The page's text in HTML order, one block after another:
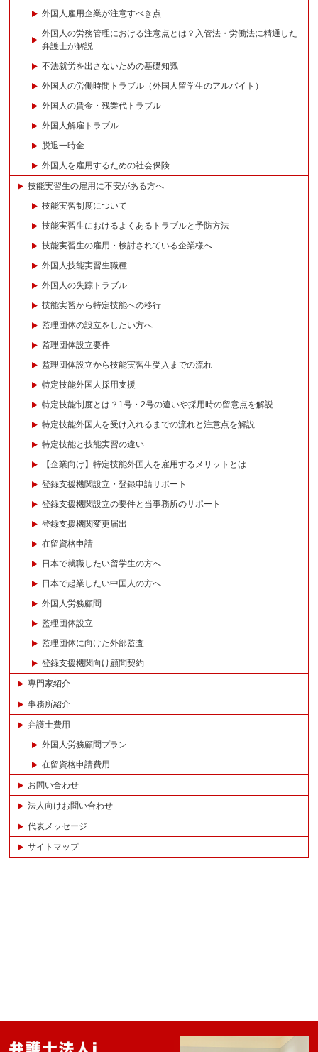
外国人雇用企業が注意すべき点
外国人の労務管理における注意点とは？入管法・労働法に精通した
弁護士が解説
不法就労を出さないための基礎知識
外国人の労働時間トラブル（外国人留学生のアルバイト）
外国人の賃金・残業代トラブル
外国人解雇トラブル
脱退一時金
外国人を雇用するための社会保険
技能実習生の雇用に不安がある方へ
技能実習制度について
技能実習生におけるよくあるトラブルと予防方法
技能実習生の雇用・検討されている企業様へ
外国人技能実習生職種
外国人の失踪トラブル
技能実習から特定技能への移行
監理団体の設立をしたい方へ
監理団体設立要件
監理団体設立から技能実習生受入までの流れ
特定技能外国人採用支援
特定技能制度とは？1号・2号の違いや採用時の留意点を解説
特定技能外国人を受け入れるまでの流れと注意点を解説
特定技能と技能実習の違い
【企業向け】特定技能外国人を雇用するメリットとは
登録支援機関設立・登録申請サポート
登録支援機関設立の要件と当事務所のサポート
登録支援機関変更届出
在留資格申請
日本で就職したい留学生の方へ
日本で起業したい中国人の方へ
外国人労務顧問
監理団体設立
監理団体に向けた外部監査
登録支援機関向け顧問契約
専門家紹介
事務所紹介
弁護士費用
外国人労務顧問プラン
在留資格申請費用
お問い合わせ
法人向けお問い合わせ
代表メッセージ
サイトマップ